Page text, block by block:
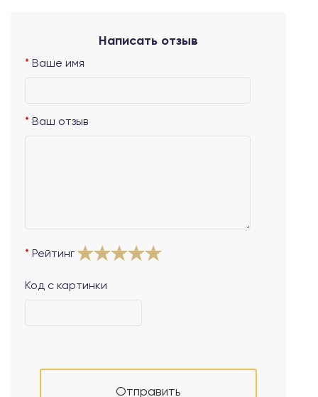
Написать отзыв
Ваше имя
Ваш отзыв
Рейтинг
Код с картинки
Отправить